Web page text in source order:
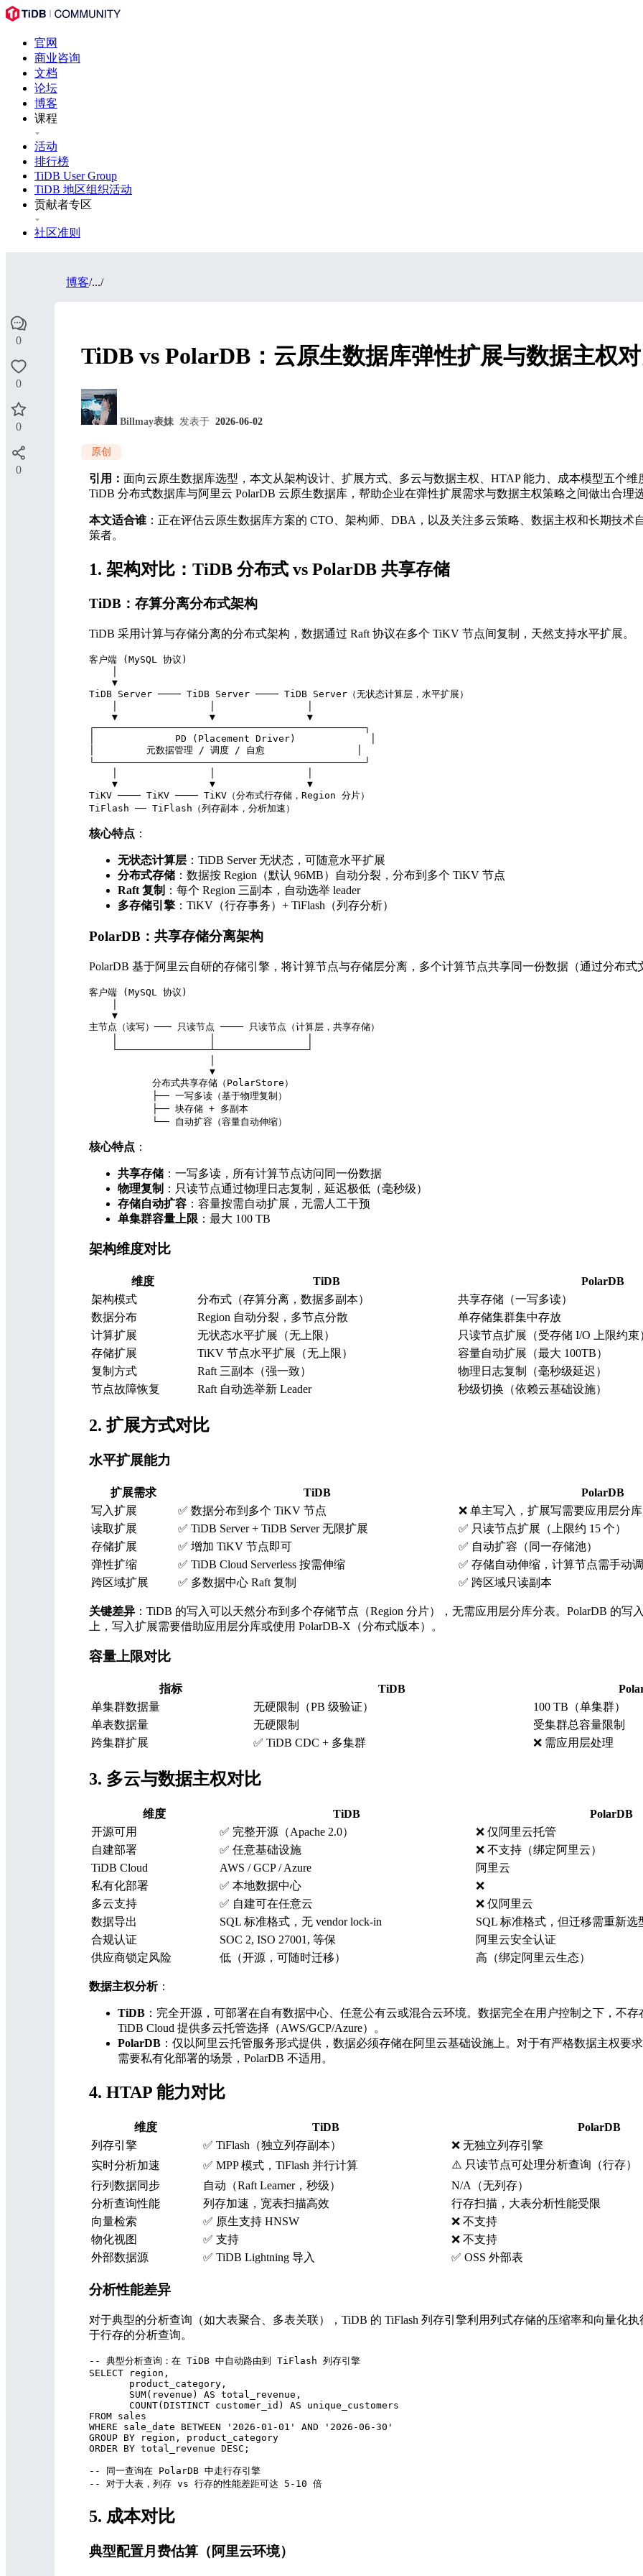
官网
商业咨询
文档
论坛
博客
课程
活动
排行榜
TiDB User Group
TiDB 地区组织活动
贡献者专区
社区准则
0
0
0
0
博客/.../
TiDB vs PolarDB：云原生数据库弹性扩展与数据主权
Billmay表妹 发表于 2026-06-02
原创
引用： 面向云原生数据库选型，本文从架构设计、扩展方式、多云与数据主权、HTAP 能力、成本模型五个维
TiDB 分布式数据库与阿里云 PolarDB 云原生数据库，帮助企业在弹性扩展需求与数据主权策略之间做出合理
本文适合谁 ：正在评估云原生数据库方案的 CTO、架构师、DBA，以及关注多云策略、数据主权和长期技术
策者。
1. 架构对比：TiDB 分布式 vs PolarDB 共享存储
TiDB：存算分离分布式架构
TiDB 采用计算与存储分离的分布式架构，数据通过 Raft 协议在多个 TiKV 节点间复制，天然支持水平扩展。
客户端 (MySQL 协议)
    ▼
TiDB Server ──── TiDB Server ──── TiDB Server（无状态计算层，水平扩展）
    ▼                ▼                ▼
┌───────────────────────────────────────────────┐
│              PD (Placement Driver)             │
│         元数据管理 / 调度 / 自愈                │
└───────────────────────────────────────────────┘
    ▼                ▼                ▼
TiKV ──── TiKV ──── TiKV（分布式行存储，Region 分片）
核心特点 ：
无状态计算层 ：TiDB Server 无状态，可随意水平扩展
分布式存储 ：数据按 Region（默认 96MB）自动分裂，分布到多个 TiKV 节点
Raft 复制 ：每个 Region 三副本，自动选举 leader
多存储引擎 ：TiKV（行存事务）+ TiFlash（列存分析）
PolarDB：共享存储分离架构
PolarDB 基于阿里云自研的存储引擎，将计算节点与存储层分离，多个计算节点共享同一份数据（通过分布式
客户端 (MySQL 协议)
    ▼
主节点（读写）─── 只读节点 ──── 只读节点（计算层，共享存储）
    └────────────────┴────────────────┘
                     ▼
           分布式共享存储（PolarStore）
           ├── 一写多读（基于物理复制）
           ├── 块存储 + 多副本
核心特点 ：
共享存储 ：一写多读，所有计算节点访问同一份数据
物理复制 ：只读节点通过物理日志复制，延迟极低（毫秒级）
存储自动扩容 ：容量按需自动扩展，无需人工干预
单集群容量上限 ：最大 100 TB
架构维度对比
维度 TiDB
PolarDB
架构模式
分布式（存算分离，数据多副本）
共享存储（一写多读）
数据分布
Region 自动分裂，多节点分散
单存储集群集中存放
计算扩展
无状态水平扩展（无上限）
只读节点扩展（受存储 I/O 上限约束
存储扩展
TiKV 节点水平扩展（无上限）
容量自动扩展（最大 100TB）
复制方式
Raft 三副本（强一致）
物理日志复制（毫秒级延迟）
节点故障恢复
Raft 自动选举新 Leader 秒级切换（依赖云基础设施）
2. 扩展方式对比
水平扩展能力
扩展需求 TiDB
PolarDB
写入扩展
✅ 数据分布到多个 TiKV 节点
❌ 单主写入，扩展写需要应用层分库
读取扩展
✅ TiDB Server + TiDB Server 无限扩展
✅ 只读节点扩展（上限约 15 个）
存储扩展
✅ 增加 TiKV 节点即可
✅ 自动扩容（同一存储池）
弹性扩缩
✅ TiDB Cloud Serverless 按需伸缩
✅ 存储自动伸缩，计算节点需手动
跨区域扩展
✅ 多数据中心 Raft 复制 ✅ 跨区域只读副本
关键差异 ：TiDB 的写入可以天然分布到多个存储节点（Region 分片），无需应用层分库分表。PolarDB 的写
上，写入扩展需要借助应用层分库或使用 PolarDB-X（分布式版本）。
容量上限对比
指标 TiDB
单集群数据量
无硬限制（PB 级验证）
100 TB（单集群）
单表数据量
无硬限制
受集群总容量限制
跨集群扩展
✅ TiDB CDC + 多集群 ❌ 需应用层处理
3. 多云与数据主权对比
维度 TiDB
PolarDB
开源可用
✅ 完整开源（Apache 2.0）
❌ 仅阿里云托管
自建部署
✅ 任意基础设施
❌ 不支持（绑定阿里云）
TiDB Cloud
AWS / GCP / Azure
阿里云
私有化部署
✅ 本地数据中心
❌
多云支持
✅ 自建可在任意云
❌ 仅阿里云
数据导出
SQL 标准格式，无 vendor lock-in
SQL 标准格式，但迁移需重新选
合规认证
SOC 2, ISO 27001, 等保
阿里云安全认证
供应商锁定风险
低（开源，可随时迁移） 高（绑定阿里云生态）
数据主权分析：
TiDB ：完全开源，可部署在自有数据中心、任意公有云或混合云环境。数据完全在用户控制之下，不存
TiDB Cloud 提供多云托管选择（AWS/GCP/Azure）。
PolarDB ：仅以阿里云托管服务形式提供，数据必须存储在阿里云基础设施上。对于有严格数据主权要
需要私有化部署的场景，PolarDB 不适用。
4. HTAP 能力对比
维度 TiDB
PolarDB
列存引擎
✅ TiFlash（独立列存副本）
❌ 无独立列存引擎
实时分析加速
✅ MPP 模式，TiFlash 并行计算
⚠️ 只读节点可处理分析查询（行存）
行列数据同步
自动（Raft Learner，秒级）
N/A（无列存）
分析查询性能
列存加速，宽表扫描高效
行存扫描，大表分析性能受限
向量检索
✅ 原生支持 HNSW
❌ 不支持
物化视图
✅ 支持
❌ 不支持
外部数据源
✅ TiDB Lightning 导入 ✅ OSS 外部表
分析性能差异
对于典型的分析查询（如大表聚合、多表关联），TiDB 的 TiFlash 列存引擎利用列式存储的压缩率和向量化
于行存的分析查询。
-- 典型分析查询：在 TiDB 中自动路由到 TiFlash 列存引擎
SELECT region,
       product_category,
       SUM(revenue) AS total_revenue,
       COUNT(DISTINCT customer_id) AS unique_customers
FROM sales
WHERE sale_date BETWEEN '2026-01-01' AND '2026-06-30'
GROUP BY region, product_category
ORDER BY total_revenue DESC;
-- 同一查询在 PolarDB 中走行存引擎
5. 成本对比
典型配置月费估算（阿里云环境）